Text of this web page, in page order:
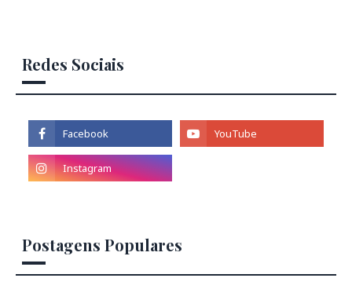
Redes Sociais
Postagens Populares